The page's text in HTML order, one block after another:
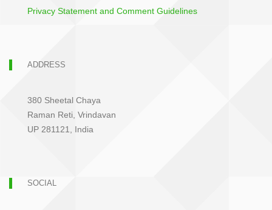
Privacy Statement and Comment Guidelines
ADDRESS
380 Sheetal Chaya
Raman Reti, Vrindavan
UP 281121, India
SOCIAL